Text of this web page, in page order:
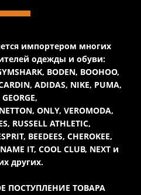
импортером многих
одежды и обуви:
BODEN, BOOHOO,
ADIDAS, NIKE, PUMA,
ONLY, VEROMODA,
RUSSELL ATHLETIC,
BEEDEES, CHEROKEE,
IT, COOL CLUB, NEXT и
других.
ПОСТУПЛЕНИЕ ТОВАРА